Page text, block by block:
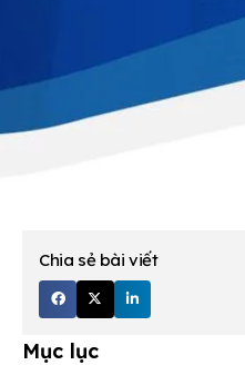
Chia sẻ bài viết
Mục lục